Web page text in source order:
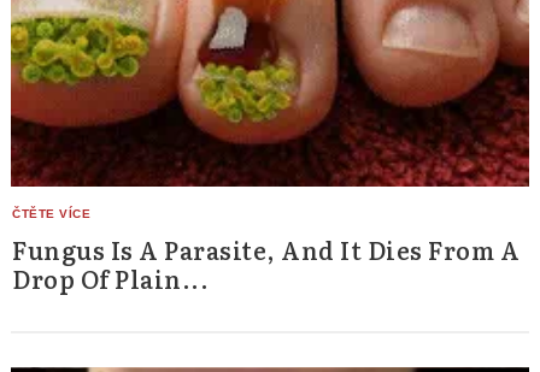
Fungus Is A Parasite, And It Dies From A
Drop Of Plain...